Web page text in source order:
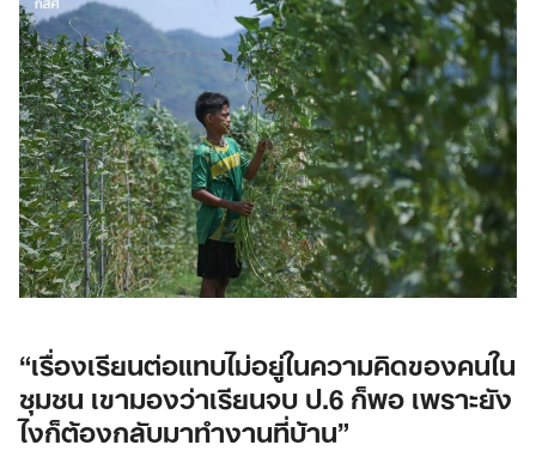
“เรื่องเรียนต่อแทบไม่อยู่ในความคิดของคนใน
ชุมชน เขามองว่าเรียนจบ ป.6 ก็พอ เพราะยัง
ไงก็ต้องกลับมาทำงานที่บ้าน”